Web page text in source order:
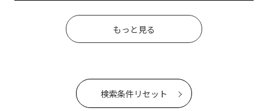
もっと見る
検索条件リセット